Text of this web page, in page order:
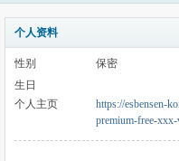
个人资料
性别
保密
生日
个人主页
https://esbensen-
premium-free-